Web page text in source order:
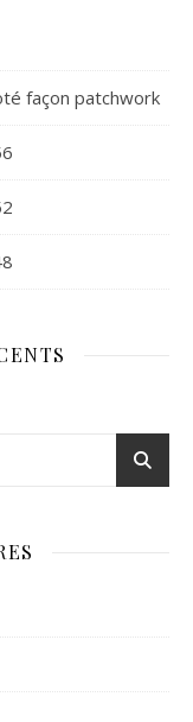
façon patchwork